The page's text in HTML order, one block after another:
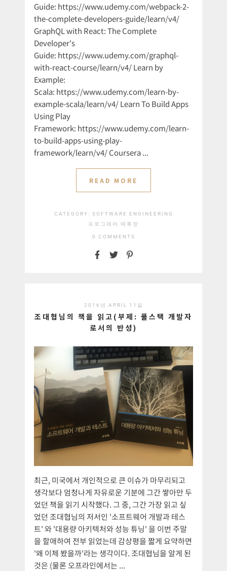
Guide: https://www.udemy.com/webpack-2-
the-complete-developers-guide/learn/v4/
GraphQL with React: The Complete
Developer's
Guide: https://www.udemy.com/graphql-
with-react-course/learn/v4/ Learn by
Example:
Scala: https://www.udemy.com/learn-by-
example-scala/learn/v4/ Learn To Build Apps
Using Play
Framework: https://www.udemy.com/learn-
to-build-apps-using-play-
framework/learn/v4/ Coursera ...
READ MORE
CATEGORY: SOFTWARE ENGINEERING
프로그래머 메튜장
0 COMMENTS
2016년 APRIL 11일
조대협님의 책을 읽고(부제: 풀스택 개발자
로서의 반성)
최근, 미국에서 개인적으로 큰 이슈가 마무리되고
생각보다 엄청나게 자유로운 기분에 그간 쌓아만 두
었던 책을 읽기 시작했다. 그 중, 그간 가장 읽고 싶
었던 조대협님의 저서인 '소프트웨어 개발과 테스
트' 와 '대용량 아키텍처와 성능 튜닝' 을 이번 주말
을 할애하여 전부 읽었는데 감상평을 짧게 요약하면
'왜 이제 봤을까'라는 생각이다. 조대협님을 알게 된
것은 (물론 오프라인에서는 ...